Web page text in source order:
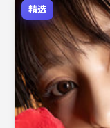
精选